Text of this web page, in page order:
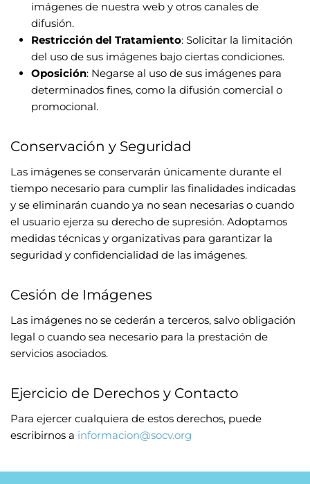
imágenes de nuestra web y otros canales de
difusión.
Restricción del Tratamiento: Solicitar la limitación
del uso de sus imágenes bajo ciertas condiciones.
Oposición: Negarse al uso de sus imágenes para
determinados fines, como la difusión comercial o
promocional.
Conservación y Seguridad
Las imágenes se conservarán únicamente durante el
tiempo necesario para cumplir las finalidades indicadas
y se eliminarán cuando ya no sean necesarias o cuando
el usuario ejerza su derecho de supresión. Adoptamos
medidas técnicas y organizativas para garantizar la
seguridad y confidencialidad de las imágenes.
Cesión de Imágenes
Las imágenes no se cederán a terceros, salvo obligación
legal o cuando sea necesario para la prestación de
servicios asociados.
Ejercicio de Derechos y Contacto
Para ejercer cualquiera de estos derechos, puede
escribirnos a informacion@socv.org